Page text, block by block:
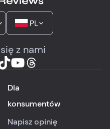
PL
z nami
Dla
konsumentów
Napisz opinię